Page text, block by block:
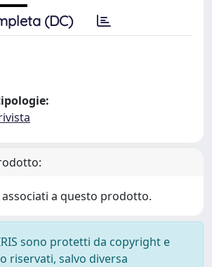
(DC)
a questo prodotto.
sono protetti da copyright e
riservati, salvo diversa